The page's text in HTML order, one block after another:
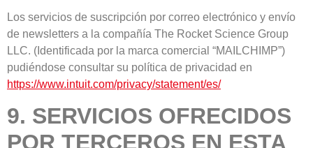
Los servicios de suscripción por correo electrónico y envío
de newsletters a la compañía The Rocket Science Group
LLC. (Identificada por la marca comercial “MAILCHIMP”)
pudiéndose consultar su política de privacidad en
https://www.intuit.com/privacy/statement/es/
9. SERVICIOS OFRECIDOS
POR TERCEROS EN ESTA